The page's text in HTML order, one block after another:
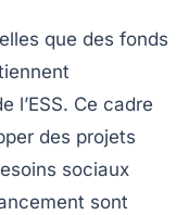
que des fonds
l’ESS. Ce cadre
des projets
sociaux
sont